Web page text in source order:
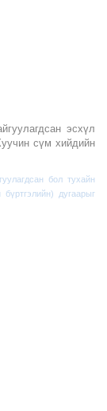
эсхүл
сүм хийдийн
бол тухайн
дугаарыг